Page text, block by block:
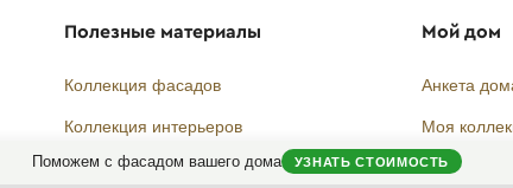
Поможем с фасадом вашего дома УЗНАТЬ СТОИМОСТЬ
Полезные материалы
Коллекция фасадов
Коллекция интерьеров
Архразбор: как сделаны фасады
Мой дом
Анкета
Моя
Мой отзыв